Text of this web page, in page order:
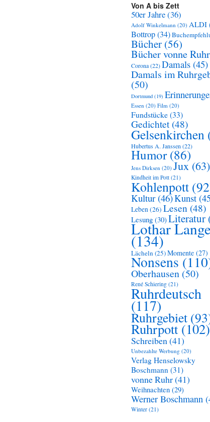
Von A bis Zett
50er Jahre(36)
Adolf Winkelmann (20) ALDI
Bottrop(34)
Bücher (56)
Bücher vonne Ruhr
Corona(22)Damals (45)
Damals im
(50)
Dortmund (19)
Essen (20) Film (20)
Fundstücke(33)
Gedichtet(48)
Gelsenkirchen
Hubertus A. Janssen(22)
Humor(86)
Jens Dirksen (20) Jux (63)
Kindheit im Pott (21)
Kohlenpott
Kultur(46)Kunst
Leben(26) Lesen (48)
Lesung (30)Literatur
Lothar
(134)
Lächeln (25)Momente (27)
Nonsens
Oberhausen (50)
René Schiering (21)
Ruhrdeutsch
(117)
Ruhrgebiet
Ruhrpott(102)
Schreiben(41)
Unbezahlte Werbung (20)
Verlag Henselowsky
Boschmann (31)
vonne Ruhr(41)
Weihnachten (29)
Werner Boschmann
Winter (21)